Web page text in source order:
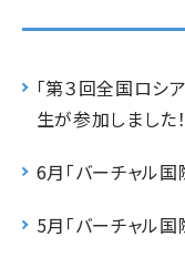
「第３回全国ロシ
生が参加しました！
6月「バーチャル国
5月「バーチャル国